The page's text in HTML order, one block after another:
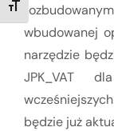
TOGGLE FONT
wbudowanej
narzędzie
JPK_VAT
będzie już